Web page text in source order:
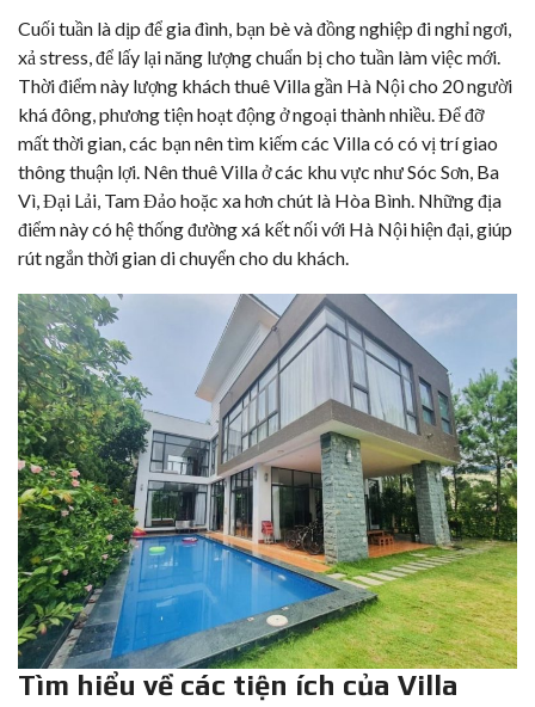
Cuối tuần là dịp để gia đình, bạn bè và đồng nghiệp đi nghỉ ngơi,
xả stress, để lấy lại năng lượng chuẩn bị cho tuần làm việc mới.
Thời điểm này lượng khách thuê Villa gần Hà Nội cho 20 người
khá đông, phương tiện hoạt động ở ngoại thành nhiều. Để đỡ
mất thời gian, các bạn nên tìm kiếm các Villa có có vị trí giao
thông thuận lợi. Nên thuê Villa ở các khu vực như Sóc Sơn, Ba
Vì, Đại Lải, Tam Đảo hoặc xa hơn chút là Hòa Bình. Những địa
điểm này có hệ thống đường xá kết nối với Hà Nội hiện đại, giúp
rút ngắn thời gian di chuyển cho du khách.
Tìm hiểu về các tiện ích của Villa